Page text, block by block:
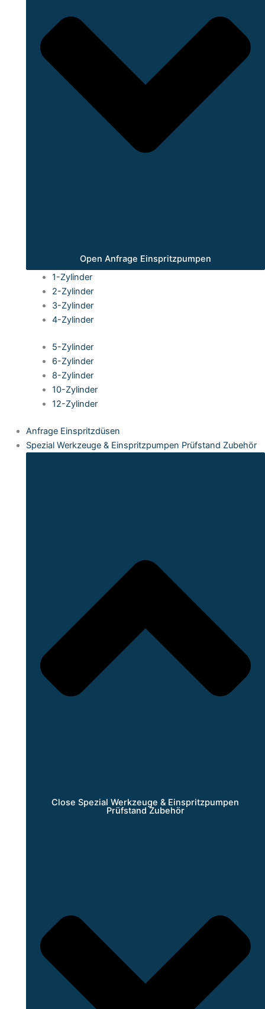
Open Anfrage Einspritzpumpen
1-Zylinder
2-Zylinder
3-Zylinder
4-Zylinder
5-Zylinder
6-Zylinder
8-Zylinder
10-Zylinder
12-Zylinder
Anfrage Einspritzdüsen
Spezial Werkzeuge & Einspritzpumpen Prüfstand Zubehör
Close Spezial Werkzeuge & Einspritzpumpen
Prüfstand Zubehör